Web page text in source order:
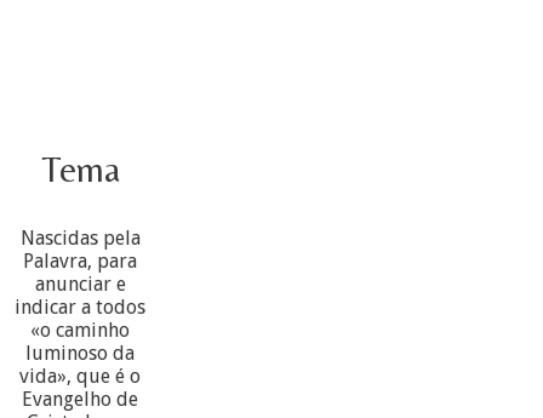
Tema
Nascidas pela
Palavra, para
anunciar e
indicar a todos
«o caminho
luminoso da
vida», que é o
Evangelho de